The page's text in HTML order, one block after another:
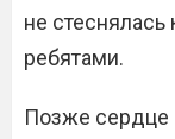
не
ребятами.
Позже сердце